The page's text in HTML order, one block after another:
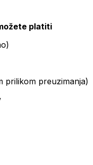
platiti
prilikom preuzimanja)